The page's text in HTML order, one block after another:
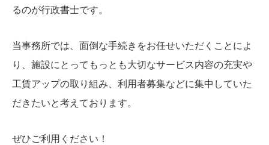
るのが行政書士です。
当事務所では、面倒な手続きをお任せいただくことによ
り、施設にとってもっとも大切なサービス内容の充実や
工賃アップの取り組み、利用者募集などに集中していた
だきたいと考えております。
ぜひご利用ください！